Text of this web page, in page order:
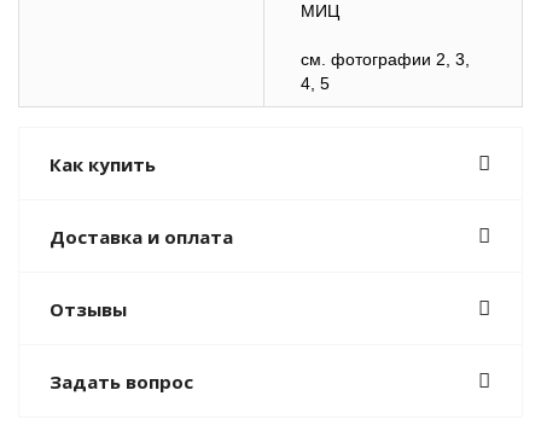
МИЦ
см. фотографии 2, 3,
4, 5
Как купить
Доставка и оплата
Отзывы
Задать вопрос